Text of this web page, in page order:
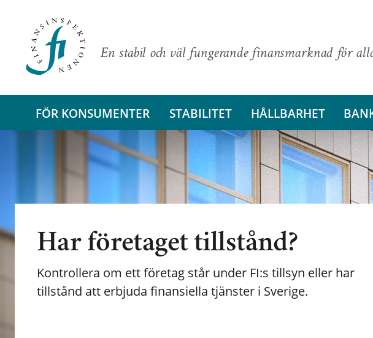
En stabil och väl fungerande finansmarknad för
FÖR KONSUMENTER STABILITET HÅLLBARHET
Har företaget tillstånd?
Kontrollera om ett företag står under FI:s tillsyn eller har
tillstånd att erbjuda finansiella tjänster i Sverige.